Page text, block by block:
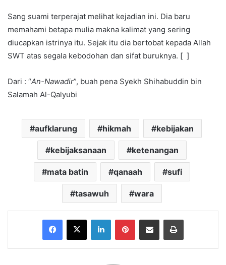
Sang suami terperajat melihat kejadian ini. Dia baru
memahami betapa mulia makna kalimat yang sering
diucapkan istrinya itu. Sejak itu dia bertobat kepada Allah
SWT atas segala kebodohan dan sifat buruknya. [ ]
Dari : “An-Nawadir”, buah pena Syekh Shihabuddin bin
Salamah Al-Qalyubi
aufklarung hikmah kebijakan
kebijaksanaan ketenangan
mata batin qanaah sufi
tasawuh wara
Facebook
X LinkedInPinterestShare via Email Print